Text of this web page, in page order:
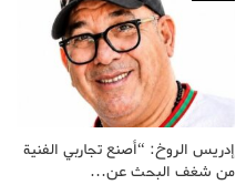
إدريس الروخ: “أصنع تجاربي الفنية
من شغف البحث عن…